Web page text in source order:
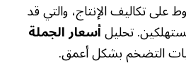
على تكاليف الإنتاج، والتي قد
تحليلأسعار الجملة
التضخم بشكل أعمق.